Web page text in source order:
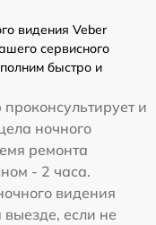
видения Veber
сервисного
быстро и
и
ночного
ремонта
- 2 часа.
видения
если не